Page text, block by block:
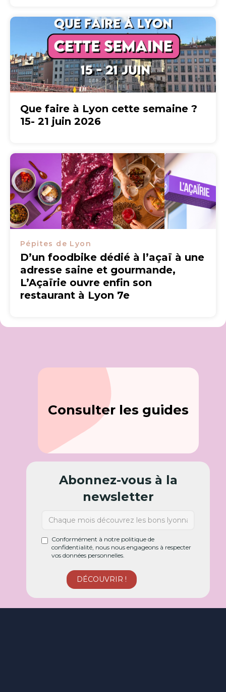
Que faire à Lyon cette semaine ?
15- 21 juin 2026
Pépites de Lyon
D’un foodbike dédié à l’açaï à une
adresse saine et gourmande,
L’Açaïrie ouvre enfin son
restaurant à Lyon 7e
Consulter les guides
Abonnez-vous à la
newsletter
Conformément à notre politique de
confidentialité, nous nous engageons à respecter
vos données personnelles.